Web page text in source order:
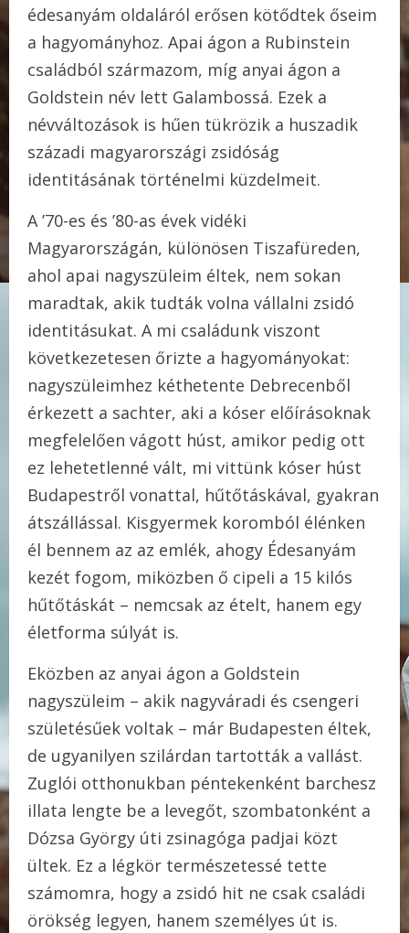
édesanyám oldaláról erősen kötődtek őseim
a hagyományhoz. Apai ágon a Rubinstein
családból származom, míg anyai ágon a
Goldstein név lett Galambossá. Ezek a
névváltozások is hűen tükrözik a huszadik
századi magyarországi zsidóság
identitásának történelmi küzdelmeit.
A ’70-es és ’80-as évek vidéki
Magyarországán, különösen Tiszafüreden,
ahol apai nagyszüleim éltek, nem sokan
maradtak, akik tudták volna vállalni zsidó
identitásukat. A mi családunk viszont
következetesen őrizte a hagyományokat:
nagyszüleimhez kéthetente Debrecenből
érkezett a sachter, aki a kóser előírásoknak
megfelelően vágott húst, amikor pedig ott
ez lehetetlenné vált, mi vittünk kóser húst
Budapestről vonattal, hűtőtáskával, gyakran
átszállással. Kisgyermek koromból élénken
él bennem az az emlék, ahogy Édesanyám
kezét fogom, miközben ő cipeli a 15 kilós
hűtőtáskát – nemcsak az ételt, hanem egy
életforma súlyát is.
Eközben az anyai ágon a Goldstein
nagyszüleim – akik nagyváradi és csengeri
születésűek voltak – már Budapesten éltek,
de ugyanilyen szilárdan tartották a vallást.
Zuglói otthonukban péntekenként barchesz
illata lengte be a levegőt, szombatonként a
Dózsa György úti zsinagóga padjai közt
ültek. Ez a légkör természetessé tette
számomra, hogy a zsidó hit ne csak családi
örökség legyen, hanem személyes út is.